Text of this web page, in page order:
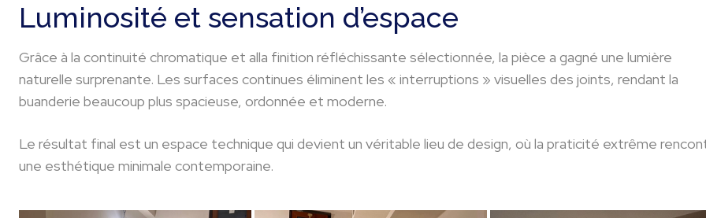
Luminosité et sensation d’espace
Grâce à la continuité chromatique et alla finition réfléchissante sélectionnée, la pièce a gagné une lumière
naturelle surprenante. Les surfaces continues éliminent les « interruptions » visuelles des joints, rendant la
buanderie beaucoup plus spacieuse, ordonnée et moderne.
Le résultat final est un espace technique qui devient un véritable lieu de design, où la praticité extrême
une esthétique minimale contemporaine.